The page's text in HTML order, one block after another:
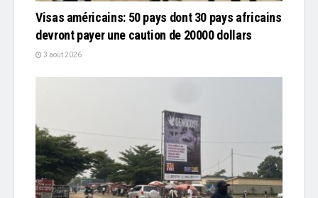
Visas américains: 50 pays dont 30 pays africains
devront payer une caution de 20000 dollars
3 août 2026